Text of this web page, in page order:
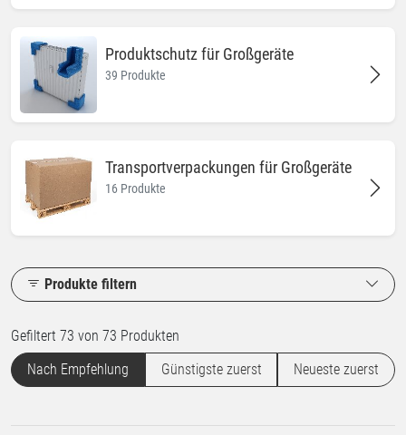
Produktschutz für Großgeräte
39 Produkte
Transportverpackungen für Großgeräte
16 Produkte
Produkte filtern
Gefiltert 73 von 73 Produkten
Nach Empfehlung
Günstigste zuerst Neueste zuerst